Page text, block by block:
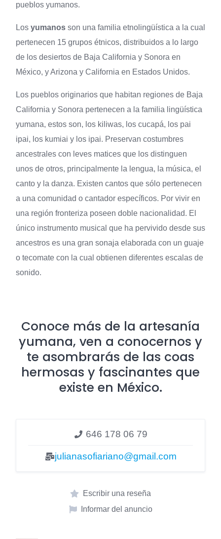
pueblos yumanos.
Los yumanos son una familia etnolingüística a la cual
pertenecen 15 grupos étnicos, distribuidos a lo largo
de los desiertos de Baja California y Sonora en
México, y Arizona y California en Estados Unidos.
Los pueblos originarios que habitan regiones de Baja
California y Sonora pertenecen a la familia lingüística
yumana, estos son, los kiliwas, los cucapá, los pai
ipai, los kumiai y los ipai. Preservan costumbres
ancestrales con leves matices que los distinguen
unos de otros, principalmente la lengua, la música, el
canto y la danza. Existen cantos que sólo pertenecen
a una comunidad o cantador específicos. Por vivir en
una región fronteriza poseen doble nacionalidad. El
único instrumento musical que ha pervivido desde sus
ancestros es una gran sonaja elaborada con un guaje
o tecomate con la cual obtienen diferentes escalas de
sonido.
Conoce más de la artesanía
yumana, ven a conocernos y
te asombrarás de las coas
hermosas y fascinantes que
existe en México.
646 178 06 79
julianasofiariano@gmail.com
Escribir una reseña
Informar del anuncio